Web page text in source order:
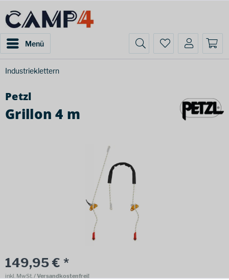
Menü
Industrieklettern
Petzl
Grillon 4 m
149,95 € *
inkl. MwSt./ Versandkostenfrei!